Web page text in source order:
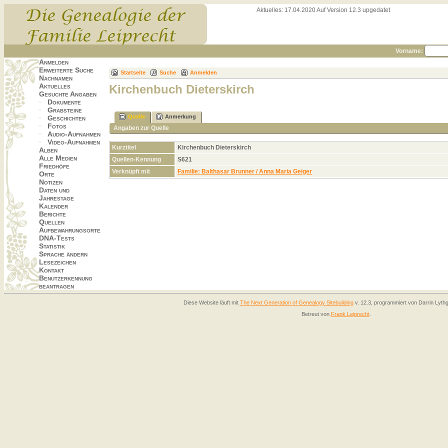
Aktuelles: 17.04.2020 Auf Version 12.3 upgedatet
Vorname:
Anmelden
Erweiterte Suche
Nachnamen
Aktuelles
Gesuchte Angaben
Dokumente
Grabsteine
Geschichten
Fotos
Audio-Aufnahmen
Video-Aufnahmen
Alben
Alle Medien
Friedhöfe
Orte
Notizen
Daten und
Jahrestage
Kalender
Berichte
Quellen
Aufbewahrungsorte
DNA-Tests
Statistik
Sprache ändern
Lesezeichen
Kontakt
Benutzerkennung
beantragen
Startseite Suche Anmelden
Kirchenbuch Dieterskirch
Quelle Anmerkung
Angaben zur Quelle
Kurztitel
Kirchenbuch Dieterskirch
Quellen-Kennung
S621
Verknüpft mit
Familie: Balthasar Brunner / Anna Maria Geiger
Diese Website läuft mit The Next Generation of Genealogy Sitebuildingv. 12.3, programmiert von Darrin
Betreut von Frank Leiprecht.